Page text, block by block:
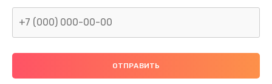
Нет звука
Не видит флешку